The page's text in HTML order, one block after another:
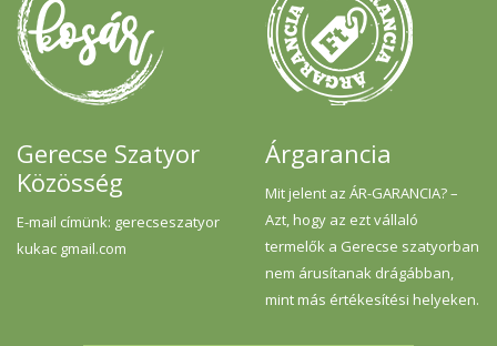
Gerecse Szatyor
Közösség
E-mail címünk: gerecseszatyor
kukac gmail.com
Árgarancia
Mit jelent az ÁR-GARANCIA? –
Azt, hogy az ezt vállaló
termelők a Gerecse szatyorban
nem árusítanak drágábban,
mint más értékesítési helyeken.